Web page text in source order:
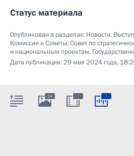
Статус материала
Опубликован в разделах: Новости,
Комиссии и Советы,Совет по
и национальным проектам,
Дата публикации:29 мая 2024 года,
14 : :